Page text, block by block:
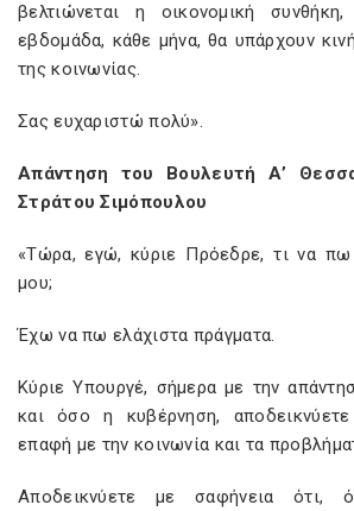
βελτιώνεται η οικονομική
εβδομάδα, κάθε μήνα, θα υπάρχουν
της κοινωνίας.
Σας ευχαριστώ πολύ».
Απάντηση του Βουλευτή Α’
Στράτου Σιμόπουλου
«Τώρα, εγώ, κύριε Πρόεδρε, τι να πω
μου;
Έχω να πω ελάχιστα πράγματα.
Κύριε Υπουργέ, σήμερα με την
και όσο η κυβέρνηση,
επαφή με την κοινωνία και τα
Αποδεικνύετε με σαφήνεια ότι,